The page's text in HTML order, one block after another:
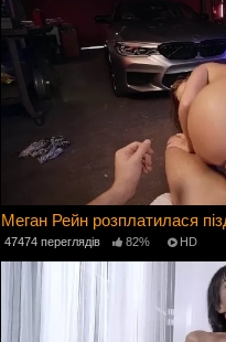
Меган Рейн розплатилася
47474 переглядів 82% HD